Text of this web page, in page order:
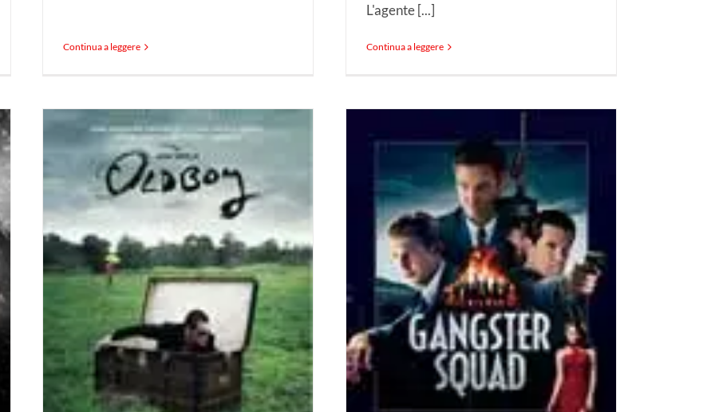
Continua a leggere
L'agente [...]
Continua a leggere
Recensione film Gangster
Squad